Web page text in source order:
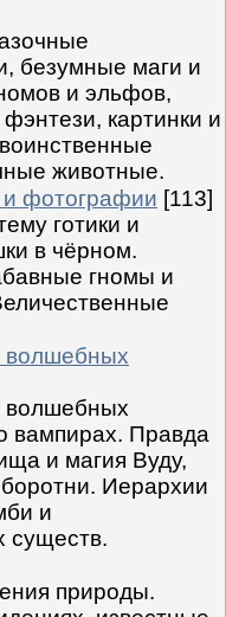
безумные маги и
и эльфов,
картинки и
животные.
и фотографии [113]
готики и
в чёрном.
гномы и
волшебных
волшебных
вампирах. Правда
и магия Вуду,
Иерархии
и
существ.
природы.